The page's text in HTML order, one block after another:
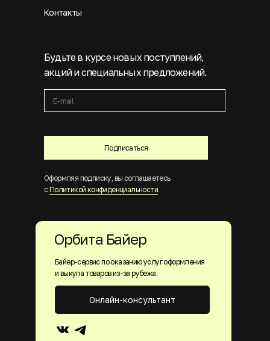
Подписаться
Будьте в курсе новых поступлений,
акций и специальных предложений.
Оформляя подписку, вы соглашаетесь
с Политикой конфиденциальности.
Контакты
Байер-сервис по оказанию услуг оформления
и выкупа товаров из-за рубежа.
Онлайн-консультант
Орбита Байер